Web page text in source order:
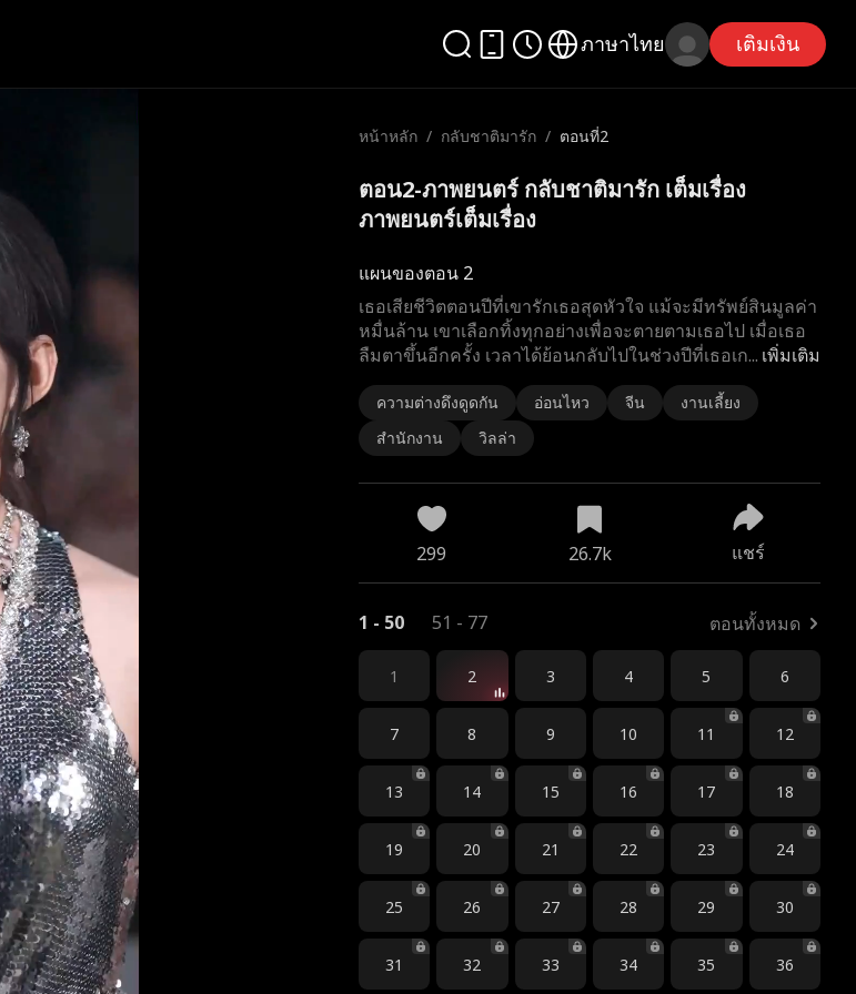
ภาษาไทย เติมเงิน
หน้าหลัก / กลับชาติมารัก / ตอนที่2
ตอน2-ภาพยนตร์ กลับชาติมารัก เต็มเรื่อง
ภาพยนตร์เต็มเรื่อง
แผนของตอน 2
เพิ่มเติม
เธอเสียชีวิตตอนปีที่เขารักเธอสุดหัวใจ แม้จะมีทรัพย์สินมูลค่า
หมื่นล้าน เขาเลือกทิ้งทุกอย่างเพื่อจะตายตามเธอไป เมื่อเธอ
ลืมตาขึ้นอีกครั้ง เวลาได้ย้อนกลับไปในช่วงปีที่เธอเก...
ความต่างดึงดูดกัน อ่อนไหว จีน
งานเลี้ยง
สำนักงาน
วิลล่า
299 26.7k แชร์
1 - 50 51 - 77 ตอนทั้งหมด
1 2 3 4 5 6
7 8 9 10 11 12
13 14 15 16 17 18
19 20 21 22 23 24
25 26 27 28 29 30
31 32 33 34 35 36